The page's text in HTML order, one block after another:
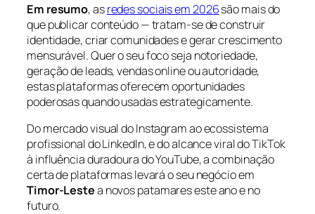
Em resumo, asredes sociais em 2026são mais do
que publicar conteúdo — tratam-se de construir
identidade, criar comunidades e gerar crescimento
mensurável. Quer o seu foco seja notoriedade,
geração de leads, vendas online ou autoridade,
estas plataformas oferecem oportunidades
poderosas quando usadas estrategicamente.
Do mercado visual do Instagram ao ecossistema
profissional do LinkedIn, e do alcance viral do TikTok
à influência duradoura do YouTube, a combinação
certa de plataformas levará o seu negócio em
Timor-Lestea novos patamares este ano e no
futuro.